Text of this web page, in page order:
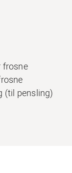
frosne
(til pensling)